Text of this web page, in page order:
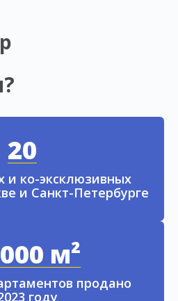
20
и ко-эксклюзивных
и Санкт-Петербурге
м²
продано
году